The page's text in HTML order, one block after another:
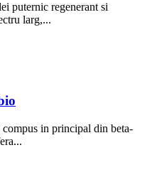
puternic regenerant si
larg,...
in principal din beta-